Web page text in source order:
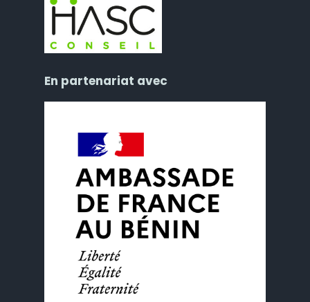
En partenariat avec